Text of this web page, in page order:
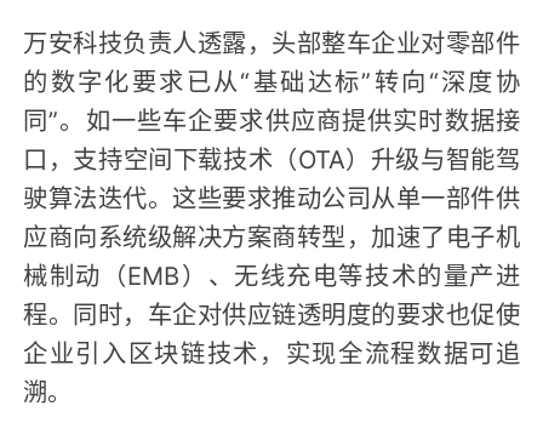
万安科技负责人透露，头部整车企业对零部件
的数字化要求已从“基础达标”转向“深度协
同”。如一些车企要求供应商提供实时数据接
口，支持空间下载技术（OTA）升级与智能驾
驶算法迭代。这些要求推动公司从单一部件供
应商向系统级解决方案商转型，加速了电子机
械制动（EMB）、无线充电等技术的量产进
程。同时，车企对供应链透明度的要求也促使
企业引入区块链技术，实现全流程数据可追
溯。